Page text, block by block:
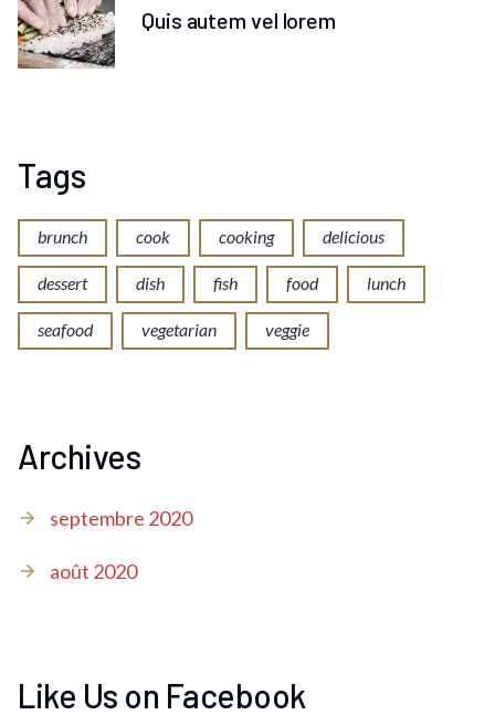
Quis autem vel lorem
Tags
brunch cook cooking delicious
dessert dish fish food lunch
seafood vegetarian veggie
Archives
septembre 2020
août 2020
Like Us on Facebook